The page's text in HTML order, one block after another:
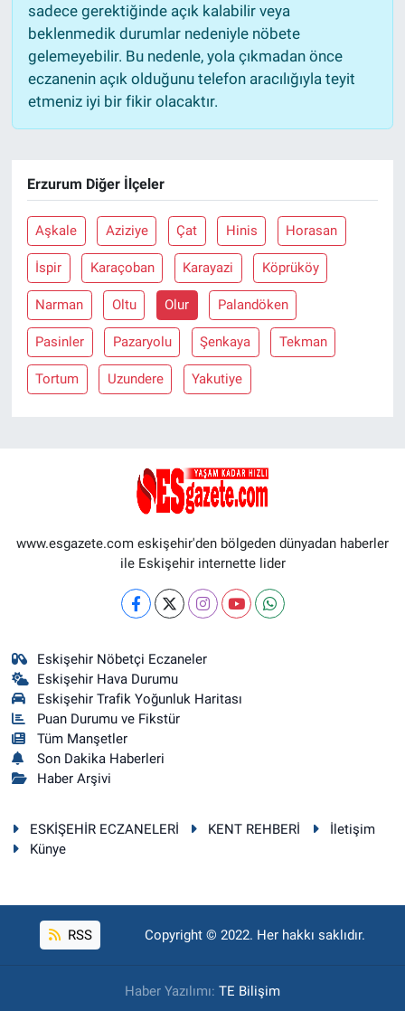
sadece gerektiğinde açık kalabilir veya
beklenmedik durumlar nedeniyle nöbete
gelemeyebilir. Bu nedenle, yola çıkmadan önce
eczanenin açık olduğunu telefon aracılığıyla teyit
etmeniz iyi bir fikir olacaktır.
Erzurum Diğer İlçeler
Aşkale Aziziye Çat Hinis Horasan
İspir Karaçoban Karayazi Köprüköy
Narman Oltu Olur Palandöken
Pasinler Pazaryolu Şenkaya Tekman
Tortum Uzundere Yakutiye
www.esgazete.com eskişehir'den bölgeden dünyadan haberler
ile Eskişehir internette lider
Eskişehir Nöbetçi Eczaneler
Eskişehir Hava Durumu
Eskişehir Trafik Yoğunluk Haritası
Puan Durumu ve Fikstür
Tüm Manşetler
Son Dakika Haberleri
Haber Arşivi
ESKİŞEHİR ECZANELERİ KENT REHBERİ
İletişim
Künye
RSS Copyright © 2022. Her hakkı saklıdır.
Haber Yazılımı: TE Bilişim
Genel
Çevre
Yerel
Bilim ve Teknoloji